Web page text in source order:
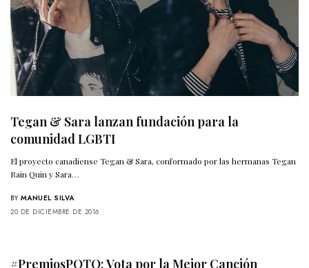
Tegan & Sara lanzan fundación para la
comunidad LGBTI
El proyecto canadiense Tegan & Sara, conformado por las hermanas Tegan
Rain Quin y Sara…
BY MANUEL SILVA
20 DE DICIEMBRE DE 2016
#PremiosPOTQ: Vota por la Mejor Canción